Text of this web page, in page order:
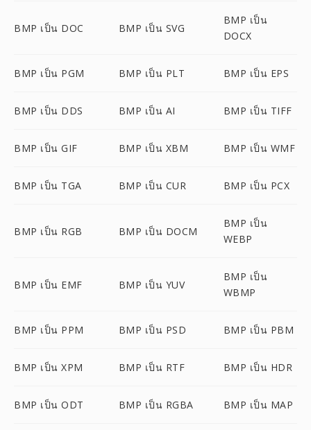
BMP เป็น DOC BMP เป็น SVG
BMP เป็น
DOCX
BMP เป็น PGM BMP เป็น PLT BMP เป็น EPS
BMP เป็น DDS BMP เป็น AI BMP เป็น TIFF
BMP เป็น GIF BMP เป็น XBM BMP เป็น WMF
BMP เป็น TGA BMP เป็น CUR BMP เป็น PCX
BMP เป็น RGB BMP เป็น DOCM
BMP เป็น
WEBP
BMP เป็น EMF BMP เป็น YUV
BMP เป็น
WBMP
BMP เป็น PPM BMP เป็น PSD BMP เป็น PBM
BMP เป็น XPM BMP เป็น RTF BMP เป็น HDR
BMP เป็น ODT BMP เป็น RGBA BMP เป็น MAP